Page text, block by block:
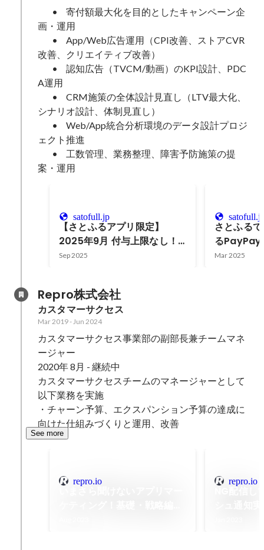
画・運用
改善、クリエイティブ改善）
A運用
シナリオ設計、体制見直し）
ェクト推進
案・運用
satofull.jp
【さとふるアプリ限定】
2025年9月 付与上限なし！
さとふるラストスパートキャ
Sep 2025
さとふる
るPayPay
ーン
Mar 2025
Repro株式会社
カスタマーサクセス
Mar 2019-Jun 2024
カスタマーサクセス事業部の副部長兼チームマネ
ージャー
2020年 8月 - 継続中
カスタマーサクセスチームのマネージャーとして
以下業務を実施
・チャーン予算、エクスパンション予算の達成に
向けた仕組みづくりと運用、改善
See more
repro.io repro.io